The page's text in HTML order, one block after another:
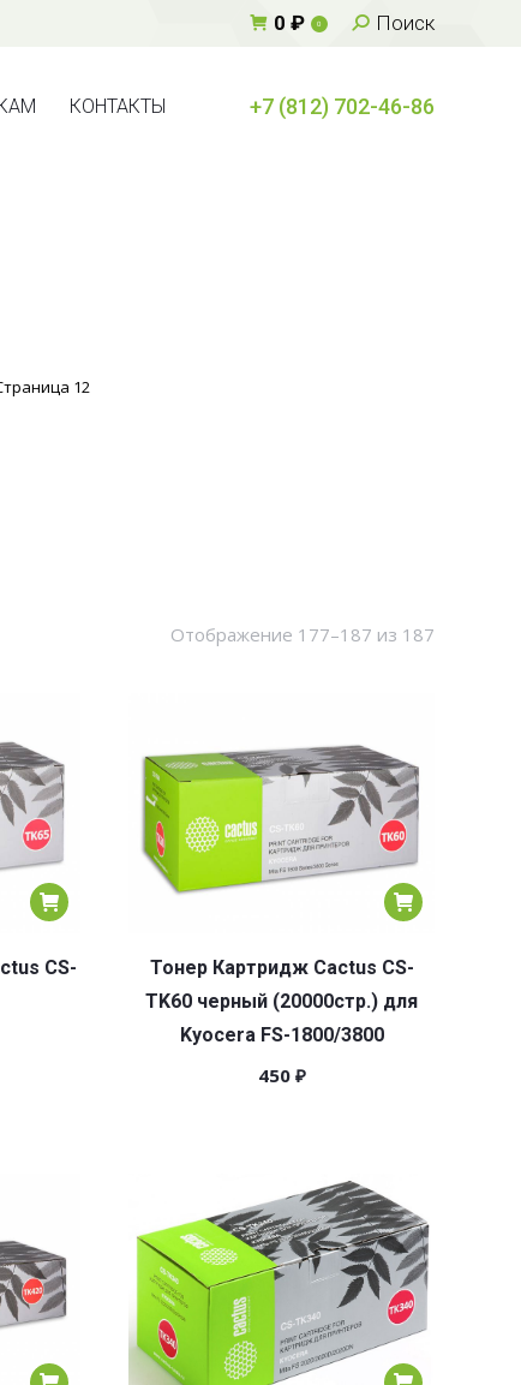
0 ₽ 0 Поиск:
Поиск
КОНТАКТЫ +7 (812) 702-46-86
12
Отображение 177–187 из 187
CS-
Тонер Картридж Cactus CS-
TK60 черный (20000стр.) для
Kyocera FS-1800/3800
450 ₽